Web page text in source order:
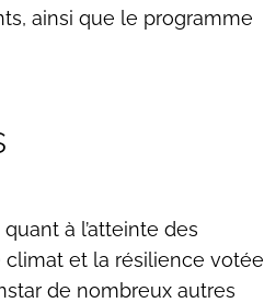
ainsi que le programme
à l’atteinte des
et la résilience votée
de nombreux autres